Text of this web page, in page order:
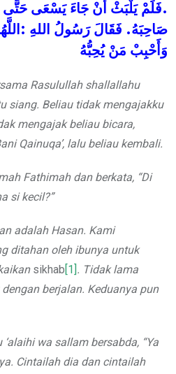
.فَلَمْ يَلْبَثْ أَنْ جَاءَ يَسْعَى حَتَّى
صَاحِبَهُ. فَقَالَ رَسُولُ اللهِ :
وَأَحْبِبْ مَنْ يُحِبُّهُ
Rasulullah shallallahu
siang. Beliau tidak mengajakku
mengajak beliau bicara,
Qainuqa’, lalu beliau kembali.
Fathimah dan berkata, “Di
si kecil?”
adalah Hasan. Kami
ditahan oleh ibunya untuk
sikhab[1]. Tidak lama
berjalan. Keduanya pun
‘alaihi wa sallam bersabda, “Ya
Cintailah dia dan cintailah